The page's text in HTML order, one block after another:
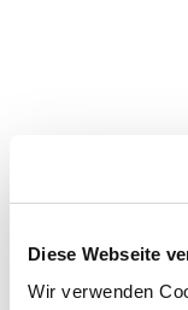
Diese Webseite
Wir verwenden